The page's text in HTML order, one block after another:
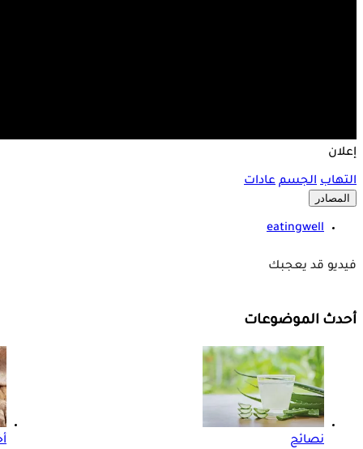
إعلان
التهاب الجسم عادات
المصادر
eatingwell
فيديو قد يعجبك
أحدث الموضوعات
نصائح